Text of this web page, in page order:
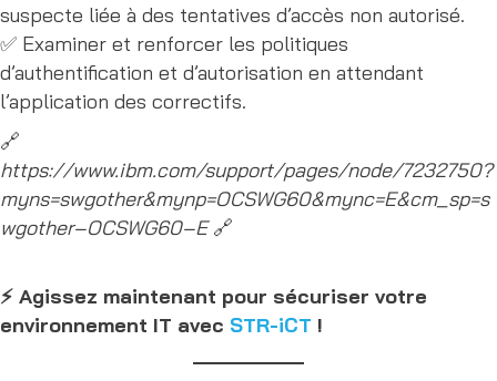
suspecte liée à des tentatives d’accès non autorisé.
✅ Examiner et renforcer les politiques
d’authentification et d’autorisation en attendant
l’application des correctifs.
🔗
https://www.ibm.com/support/pages/node/7232750?
myns=swgother&mynp=OCSWG60&mync=E&cm_sp=s
wgother–OCSWG60–E🔗
⚡ Agissez maintenant pour sécuriser votre
environnement IT avec STR-iCT !